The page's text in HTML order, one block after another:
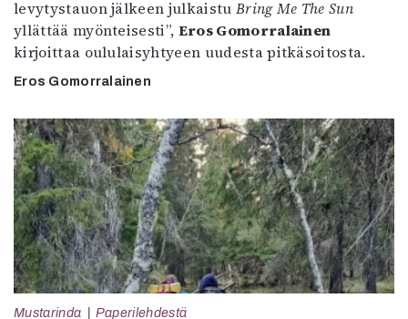
levytystauon jälkeen julkaistu Bring Me The Sun
yllättää myönteisesti”, Eros Gomorralainen
kirjoittaa oululaisyhtyeen uudesta pitkäsoitosta.
Eros Gomorralainen
Mustarinda Paperilehdestä